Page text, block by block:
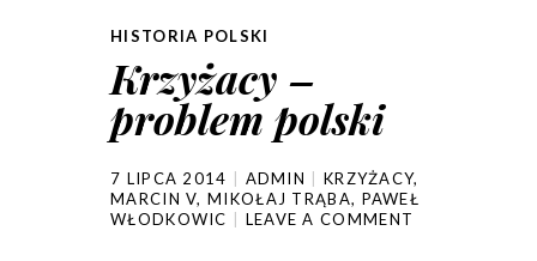
HISTORIA POLSKI
Krzyżacy –
problem polski
7 LIPCA 2014 ADMIN KRZYŻACY,
MARCIN V,MIKOŁAJ TRĄBA, PAWEŁ
WŁODKOWIC
LEAVE A COMMENT